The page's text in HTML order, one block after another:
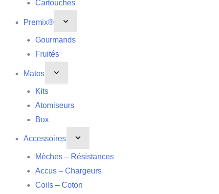
Cartouches
Premix®
Gourmands
Fruités
Matos
Kits
Atomiseurs
Box
Accessoires
Mèches – Résistances
Accus – Chargeurs
Coils – Coton